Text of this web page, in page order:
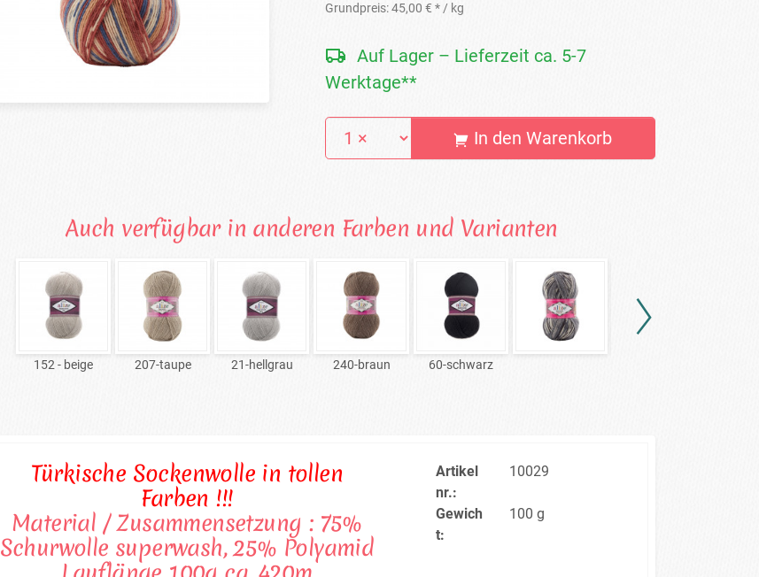
Grundpreis:45,00 € */ kg
Auf Lager – Lieferzeit ca. 5-7
Werktage**
In den Warenkorb
Auch verfügbar in anderen Farben und Varianten
152 - beige 207-taupe 21-hellgrau 240-braun 60-schwarz
Türkische Sockenwolle in tollen
Farben !!!
Material / Zusammensetzung : 75%
Schurwolle superwash, 25% Polyamid
Artikel
nr.:
10029
Gewich
t:
100 g